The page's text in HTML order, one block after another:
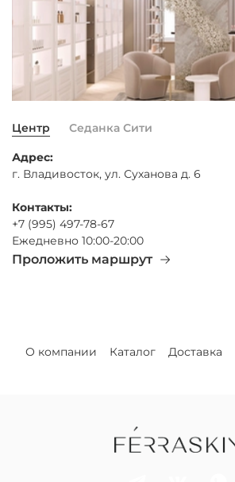
Центр Седанка Сити
Адрес:
г. Владивосток, ул. Суханова д. 6
Контакты:
+7 (995) 497-78-67
Ежедневно 10:00-20:00
Проложить маршрут
О компании Каталог Доставка